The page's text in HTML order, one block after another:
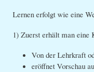
Lernen erfolgt wie eine
1) Zuerst erhält man eine
Von der Lehrkraft
eröffnet Vorschau